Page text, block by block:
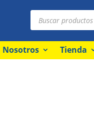
Búsqueda
productos
Nosotros Tienda